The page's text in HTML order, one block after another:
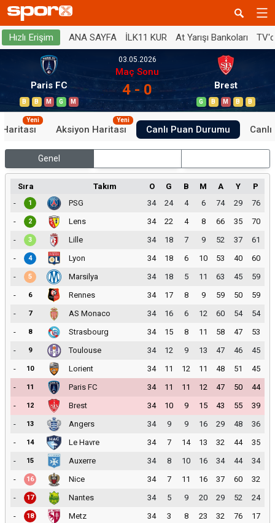
Hızlı Erişim ANA SAYFA İLK11 KUR At Yarışı Bankoları
Paris FC
B B M G M
03.05.2026
Maç Sonu
4 - 0 Brest
G B M B B
Haritası
Yeni
Aksiyon Haritası
Yeni
Canlı Puan Durumu
Genel
Sıra Takım O G B M A Y
P
-
1 PSG 34 24 4 6 74 29
76
-
2 Lens 34 22 4 8 66 35
70
-
3 Lille 34 18 7 9 52 37
61
-
4 Lyon 34 18 6 10 53 40
60
-
5 Marsilya 34 18 5 11 63 45
59
-
6 Rennes 34 17 8 9 59 50
59
-
7 AS Monaco 34 16 6 12 60 54
54
-
8 Strasbourg 34 15 8 11 58 47
53
-
9 Toulouse 34 12 9 13 47 46
45
-
10 Lorient 34 11 12 11 48 51
45
-
11 Paris FC 34 11 11 12 47 50
44
-
12 Brest 34 10 9 15 43 55
39
-
13 Angers 34 9 9 16 29 48
36
-
14 Le Havre 34 7 14 13 32 44
35
-
15 Auxerre 34 8 10 16 34 44
34
-
16 Nice 34 7 11 16 37 60
32
-
17 Nantes 34 5 9 20 29 52
24
-
18 Metz 34 3 8 23 32 76 17